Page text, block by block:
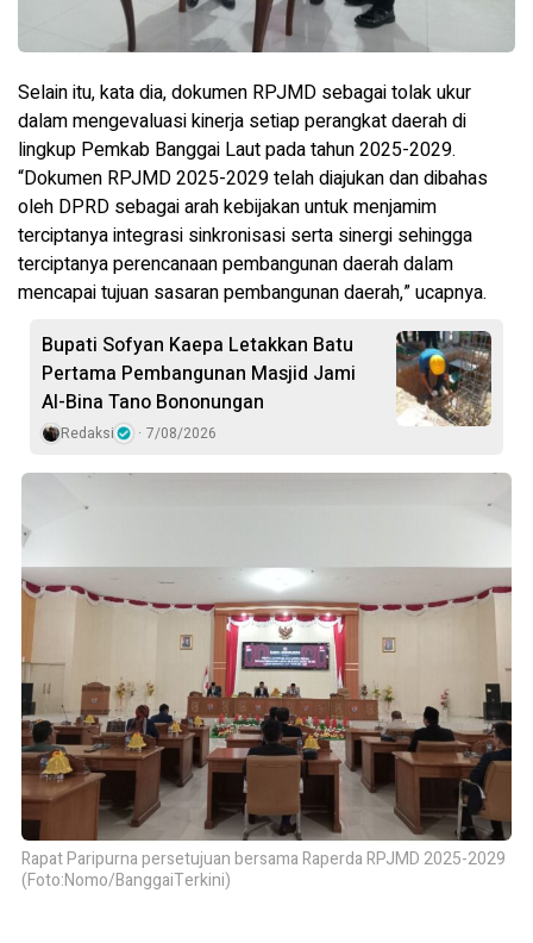
Selain itu, kata dia, dokumen RPJMD sebagai tolak ukur
dalam mengevaluasi kinerja setiap perangkat daerah di
lingkup Pemkab Banggai Laut pada tahun 2025-2029.
“Dokumen RPJMD 2025-2029 telah diajukan dan dibahas
oleh DPRD sebagai arah kebijakan untuk menjamim
terciptanya integrasi sinkronisasi serta sinergi sehingga
terciptanya perencanaan pembangunan daerah dalam
mencapai tujuan sasaran pembangunan daerah,” ucapnya.
Bupati Sofyan Kaepa Letakkan Batu
Pertama Pembangunan Masjid Jami
Al-Bina Tano Bononungan
Redaksi 7/08/2026
Rapat Paripurna persetujuan bersama Raperda RPJMD 2025-2029
(Foto:Nomo/BanggaiTerkini)